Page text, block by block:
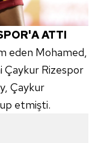
ATTI
eden Mohamed,
Çaykur Rizespor
Çaykur
etmişti.